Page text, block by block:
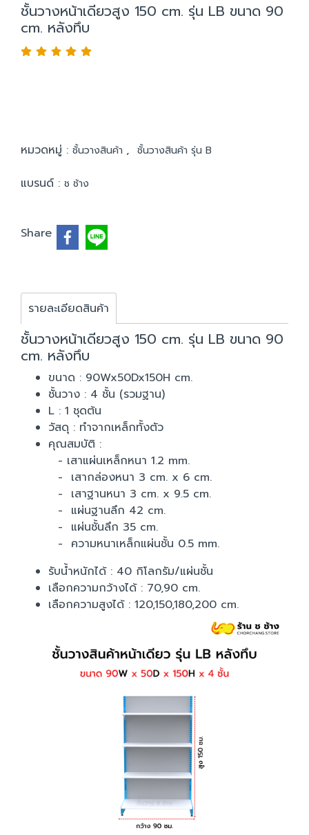
ชั้นวางหน้าเดียวสูง 150 cm. รุ่น LB ขนาด 90
cm. หลังทึบ
หมวดหมู่ : ชั้นวางสินค้า , ชั้นวางสินค้า รุ่น B
แบรนด์ : ช ช้าง
Share
รายละเอียดสินค้า
ชั้นวางหน้าเดียวสูง 150 cm. รุ่น LB ขนาด 90
cm. หลังทึบ
ขนาด : 90Wx50Dx150H cm.
ชั้นวาง : 4 ชั้น (รวมฐาน)
L : 1 ชุดต้น
วัสดุ : ทำจากเหล็กทั้งตัว
คุณสมบัติ :
- เสาแผ่นเหล็กหนา 1.2 mm.
- เสากล่องหนา 3 cm. x 6 cm.
- เสาฐานหนา 3 cm. x 9.5 cm.
- แผ่นฐานลึก 42 cm.
- แผ่นชั้นลึก 35 cm.
- ความหนาเหล็กแผ่นชั้น 0.5 mm.
รับน้ำหนักได้ : 40 กิโลกรัม/แผ่นชั้น
เลือกความกว้างได้ : 70,90 cm.
เลือกความสูงได้ : 120,150,180,200 cm.